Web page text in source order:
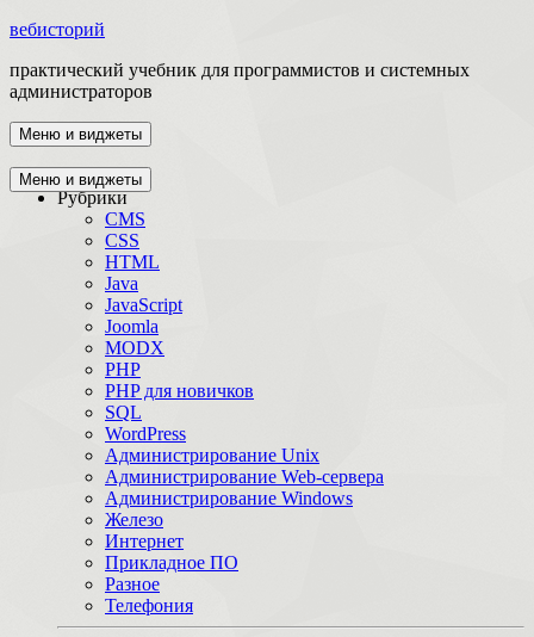
вебисторий
практический учебник для программистов и системных
администраторов
Меню и виджеты
Главная
Рубрики
CMS
CSS
HTML
Java
JavaScript
Joomla
MODX
PHP
PHP для новичков
SQL
WordPress
Администрирование Unix
Администрирование Web-сервера
Администрирование Windows
Железо
Интернет
Прикладное ПО
Разное
Телефония
Меню и виджеты